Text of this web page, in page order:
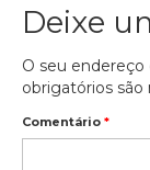
Deixe
O seu endereço
obrigatórios
Comentário *